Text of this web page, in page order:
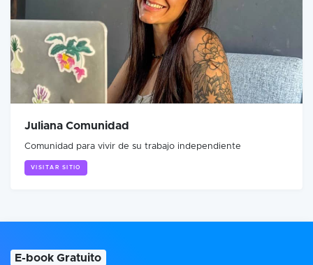
Juliana Comunidad
Comunidad para vivir de su trabajo independiente
VISITAR SITIO
E-book Gratuito